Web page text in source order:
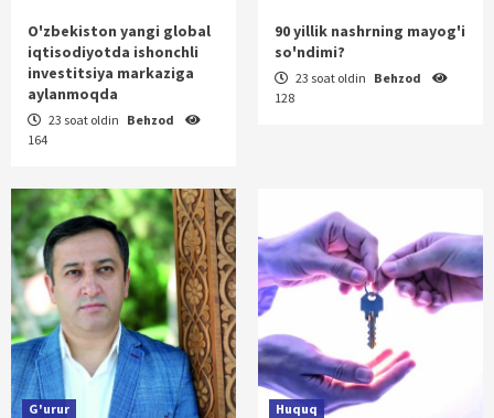
O'zbekiston yangi global
iqtisodiyotda ishonchli
investitsiya markaziga
aylanmoqda
23 soat oldin Behzod
164
90 yillik nashrning mayog'i
so'ndimi?
23 soat oldin Behzod
128
G'urur Huquq